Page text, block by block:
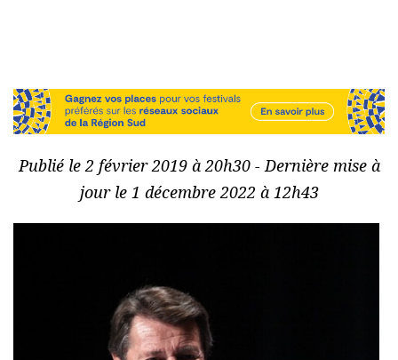
Publié le 2 février 2019 à 20h30 - Dernière mise à
jour le 1 décembre 2022 à 12h43